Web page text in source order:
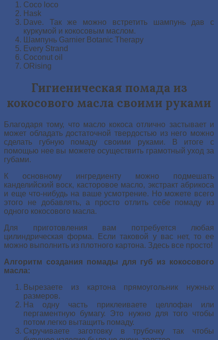
Coco loco
Hask
Dave. Так же можно встретить шампунь дав с
куркумой и кокосовым маслом.
Шампунь Garnier Botanic Therapy
Every Strand
Coconut oil
ORising
Гигиеническая помада из
кокосового масла своими руками
Благодаря тому, что масло кокоса отлично застывает и
может обладать достаточной твердостью из него можно
сделать губную помаду своими руками. В итоге с
помощью нее вы можете осуществить грамотный уход за
губами.
К основному ингредиенту можно подмешать
канделийский воск, касторовое масло, экстракт абрикоса
и еще что-нибудь на ваше усмотрение. Но можете всего
этого не добавлять, а просто отлить себе помаду из
одного кокосового масла.
Для приготовления вам потребуется любая
цилиндрическая форма. Если таковой у вас нет, то ее
можно выполнить из плотного картона. Здесь все просто!
Алгоритм создания помады для губ из кокосового
масла:
Вырезаете из картона прямоугольник нужных
размеров.
На одну часть приклеиваете целлофан или
пергаментную бумагу. Это нужно для того чтобы
потом легко вытащить помаду.
Скручиваете заготовку в трубочку так чтобы